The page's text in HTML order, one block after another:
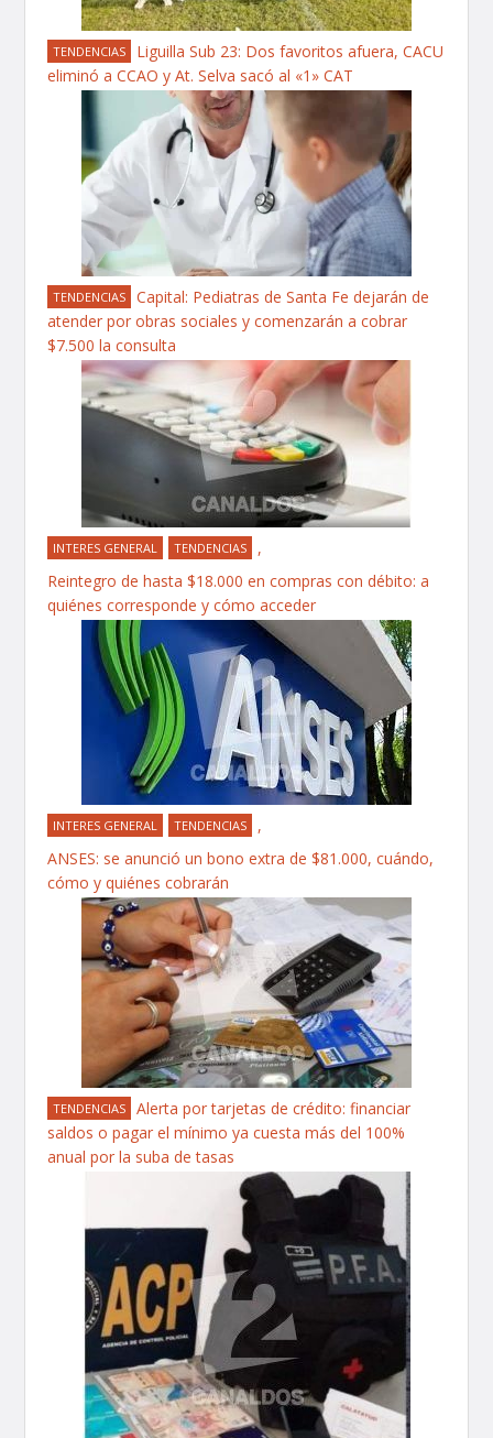
TENDENCIAS
Liguilla Sub 23: Dos favoritos afuera, CACU
eliminó a CCAO y At. Selva sacó al «1» CAT
TENDENCIAS
Capital: Pediatras de Santa Fe dejarán de
atender por obras sociales y comenzarán a cobrar
$7.500 la consulta
INTERES GENERAL ,
TENDENCIAS
Reintegro de hasta $18.000 en compras con débito: a
quiénes corresponde y cómo acceder
INTERES GENERAL ,
TENDENCIAS
ANSES: se anunció un bono extra de $81.000, cuándo,
cómo y quiénes cobrarán
TENDENCIAS
Alerta por tarjetas de crédito: financiar
saldos o pagar el mínimo ya cuesta más del 100%
anual por la suba de tasas